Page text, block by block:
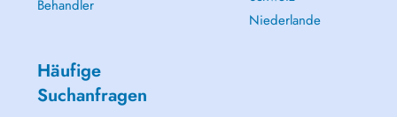
Behandler
Niederlande
Häufige
Suchanfragen